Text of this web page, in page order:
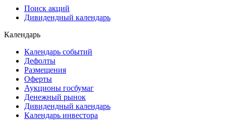
Поиск акций
Дивидендный календарь
Календарь
Календарь событий
Дефолты
Размещения
Оферты
Аукционы госбумаг
Денежный рынок
Дивидендный календарь
Календарь инвестора